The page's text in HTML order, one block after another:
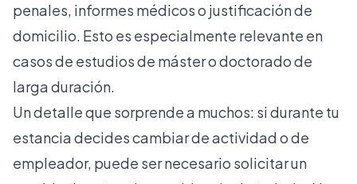
penales, informes médicos o justificación de
domicilio. Esto es especialmente relevante en
casos de estudios de máster o doctorado de
larga duración.
Un detalle que sorprende a muchos: si durante tu
estancia decides cambiar de actividad o de
empleador, puede ser necesario solicitar un